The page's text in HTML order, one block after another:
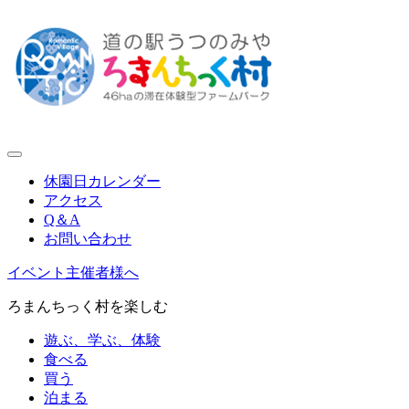
休園日カレンダー
アクセス
Q＆A
お問い合わせ
イベント主催者様へ
ろまんちっく村を楽しむ
遊ぶ、学ぶ、体験
食べる
買う
泊まる